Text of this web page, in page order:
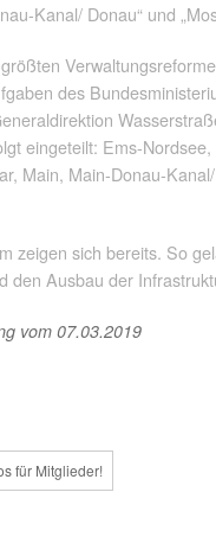
Kanal/ Donau“ und
des
eingeteilt: Ems-
Main, Main-Donau-
zeigen sich bereits. So
den Ausbau der
vom 07.03.2019
für Mitglieder!